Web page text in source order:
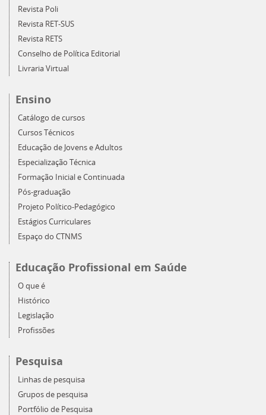
Revista Poli
Revista RET-SUS
Revista RETS
Conselho de Política Editorial
Livraria Virtual
Ensino
Catálogo de cursos
Cursos Técnicos
Educação de Jovens e Adultos
Especialização Técnica
Formação Inicial e Continuada
Pós-graduação
Projeto Político-Pedagógico
Estágios Curriculares
Espaço do CTNMS
Educação Profissional em Saúde
O que é
Histórico
Legislação
Profissões
Pesquisa
Linhas de pesquisa
Grupos de pesquisa
Portfólio de Pesquisa